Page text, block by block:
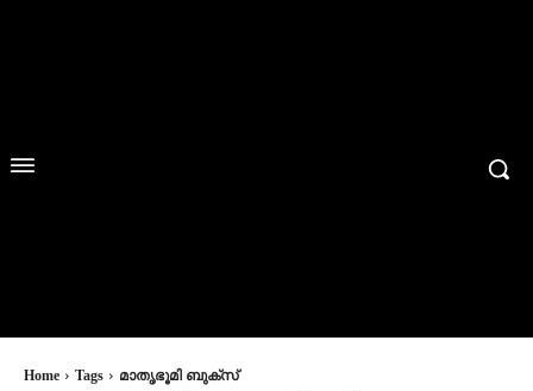
Home Tags മാതൃഭൂമി ബുക്സ്